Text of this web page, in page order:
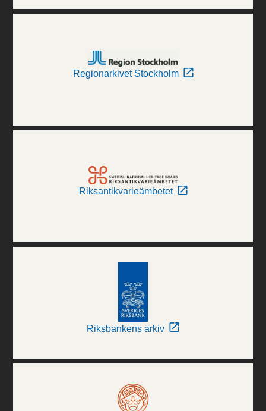
Regionarkivet Stockholm
Riksantikvarieämbetet
Riksbankens arkiv